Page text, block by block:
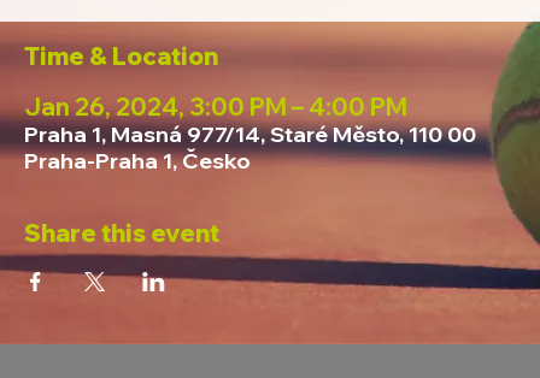
Time & Location
Jan 26, 2024, 3:00 PM – 4:00 PM
Praha 1, Masná 977/14, Staré Město, 110 00
Praha-Praha 1, Česko
Share this event